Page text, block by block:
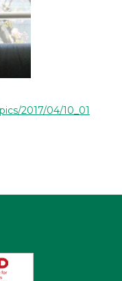
2017/04/10_01